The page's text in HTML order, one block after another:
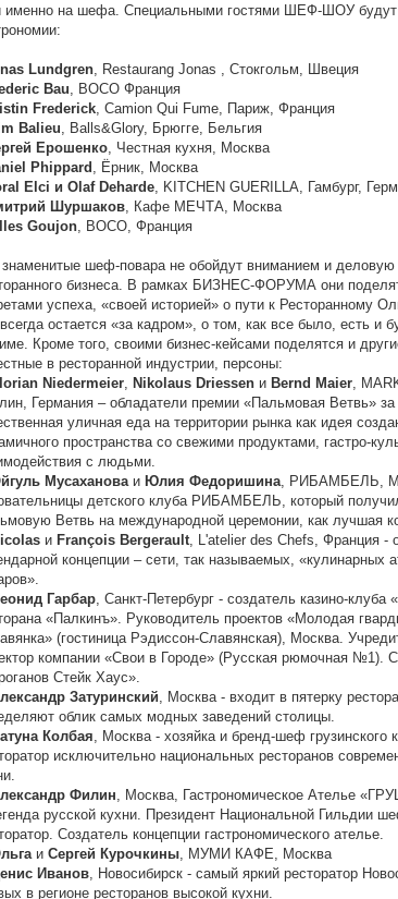
именно на шефа. Специальными гостями ШЕФ-ШОУ будут
Lundgren, Restaurang Jonas , Стокгольм, Швеция
Bau, BOCO Франция
Frederick, Camion Qui Fume, Париж, Франция
Balieu, Balls&Glory, Брюгге, Бельгия
Ерошенко, Честная кухня, Москва
Phippard , Ёрник, Москва
Elci и Olaf Deharde, KITCHEN GUERILLA, Гамбург,
Шуршаков, Кафе МЕЧТА, Москва
Goujon, BOCO, Франция
знаменитые шеф-повара не обойдут вниманием и
бизнеса. В рамках БИЗНЕС-ФОРУМА они
успеха, «своей историей» о пути к Ресторанному
остается «за кадром», о том, как все было, есть и
Кроме того, своими бизнес-кейсами поделятся и
в ресторанной индустрии, персоны:
Niedermeier, Nikolaus Driessen и Bernd Maier,
Германия – обладатели премии «Пальмовая Ветвь»
уличная еда на территории рынка как идея
пространства со свежими продуктами, гастро-
с людьми.
Мусахановаи Юлия Федоришина, РИБАМБЕЛЬ,
детского клуба РИБАМБЕЛЬ, который
Ветвь на международной церемонии, как лучшая
и François Bergerault, L'atelier des Chefs, Франция -
концепции – сети, так называемых, «кулинарных
Гарбар, Санкт-Петербург - создатель казино-клуба
«Палкинъ». Руководитель проектов «Молодая
(гостиница Рэдиссон-Славянская), Москва.
компании «Свои в Городе» (Русская рюмочная №1).
Стейк Хаус».
Затуринский, Москва - входит в пятерку
облик самых модных заведений столицы.
Колбая, Москва - хозяйка и бренд-шеф грузинского
исключительно национальных ресторанов
Филин, Москва, Гастрономическое Ателье
русской кухни. Президент Национальной Гильдии
Создатель концепции гастрономического ателье.
и Сергей Курочкины, МУМИ КАФЕ, Москва
Иванов, Новосибирск - самый яркий ресторатор
в регионе ресторанов высокой кухни.